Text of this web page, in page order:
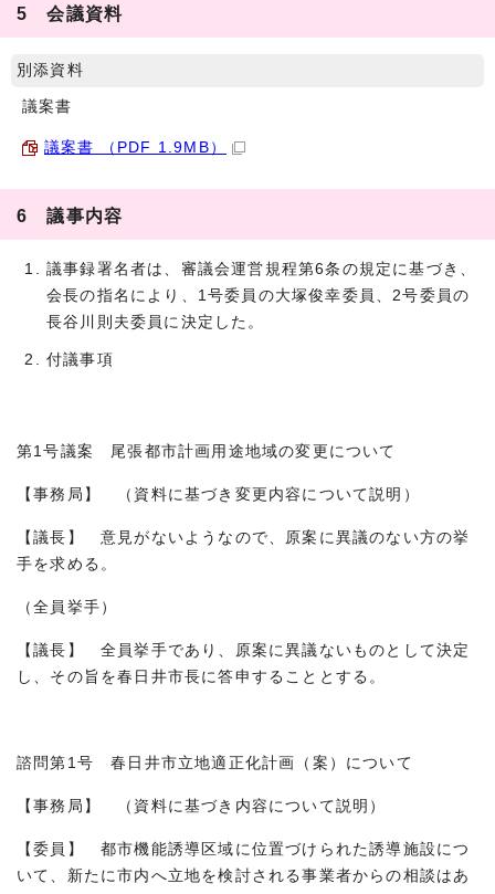
5 会議資料
別添資料
議案書
議案書 （PDF 1.9MB）
6 議事内容
議事録署名者は、審議会運営規程第6条の規定に基づき、
会長の指名により、1号委員の大塚俊幸委員、2号委員の
長谷川則夫委員に決定した。
付議事項
第1号議案 尾張都市計画用途地域の変更について
【事務局】 （資料に基づき変更内容について説明）
【議長】 意見がないようなので、原案に異議のない方の挙
手を求める。
（全員挙手）
【議長】 全員挙手であり、原案に異議ないものとして決定
し、その旨を春日井市長に答申することとする。
諮問第1号 春日井市立地適正化計画（案）について
【事務局】 （資料に基づき内容について説明）
【委員】 都市機能誘導区域に位置づけられた誘導施設につ
いて、新たに市内へ立地を検討される事業者からの相談はあ